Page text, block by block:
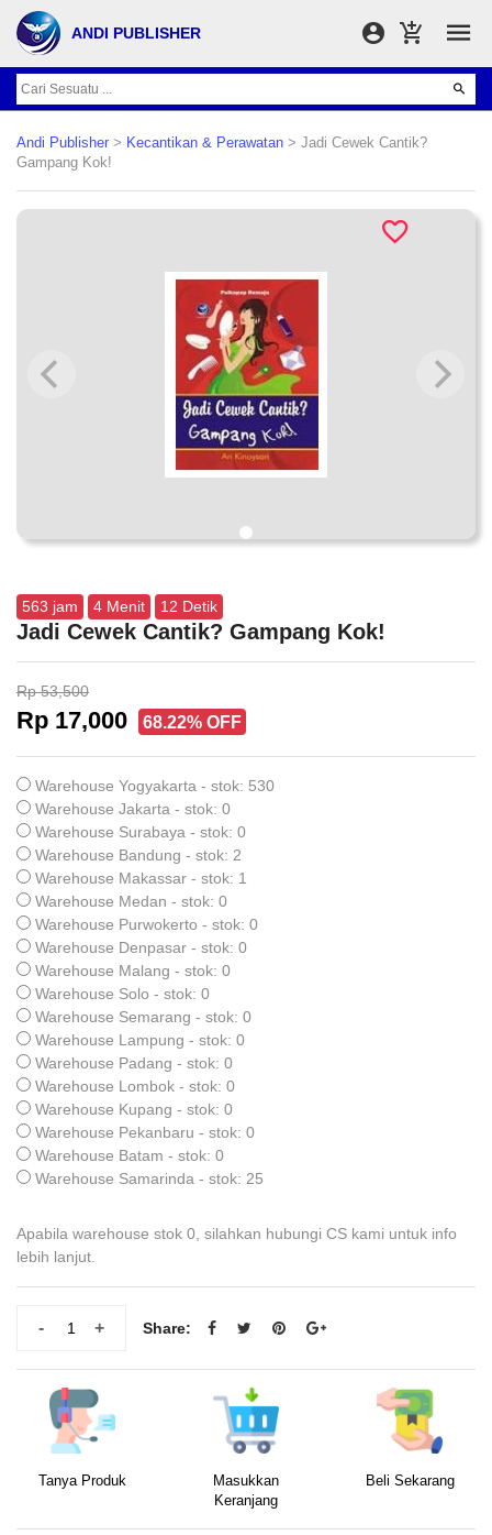
ANDI PUBLISHER
Andi Publisher > Kecantikan & Perawatan > Jadi Cewek Cantik?
Gampang Kok!
563 jam 4 Menit 12 Detik
Jadi Cewek Cantik? Gampang Kok!
Rp 53,500
Rp 17,000 68.22% OFF
Warehouse Yogyakarta - stok: 530
Warehouse Jakarta - stok: 0
Warehouse Surabaya - stok: 0
Warehouse Bandung - stok: 2
Warehouse Makassar - stok: 1
Warehouse Medan - stok: 0
Warehouse Purwokerto - stok: 0
Warehouse Denpasar - stok: 0
Warehouse Malang - stok: 0
Warehouse Solo - stok: 0
Warehouse Semarang - stok: 0
Warehouse Lampung - stok: 0
Warehouse Padang - stok: 0
Warehouse Lombok - stok: 0
Warehouse Kupang - stok: 0
Warehouse Pekanbaru - stok: 0
Warehouse Batam - stok: 0
Warehouse Samarinda - stok: 25
Apabila warehouse stok 0, silahkan hubungi CS kami untuk info
lebih lanjut.
+
- Share:
Tanya Produk
Masukkan
Keranjang
Beli Sekarang